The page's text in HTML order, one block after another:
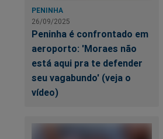
PENINHA
26/09/2025
Peninha é confrontado em
aeroporto: 'Moraes não
está aqui pra te defender
seu vagabundo' (veja o
vídeo)